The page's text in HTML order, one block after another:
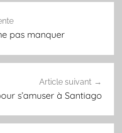
pas manquer
Article suivant
s’amuser à Santiago